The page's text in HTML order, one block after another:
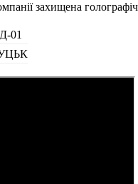
захищена
01